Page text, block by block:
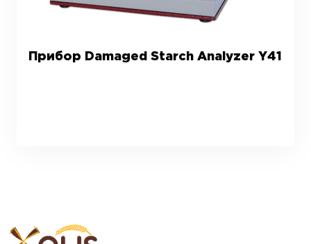
Прибор Damaged Starch Analyzer Y41